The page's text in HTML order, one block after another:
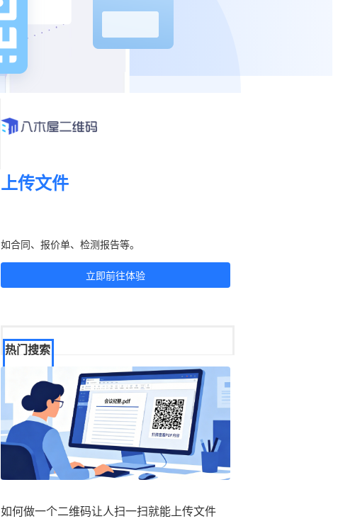
上传文件
立刻生成二维码！
如合同、报价单、检测报告等。
立即前往体验
热门搜索
如何做一个二维码让人扫一扫就能上传文件